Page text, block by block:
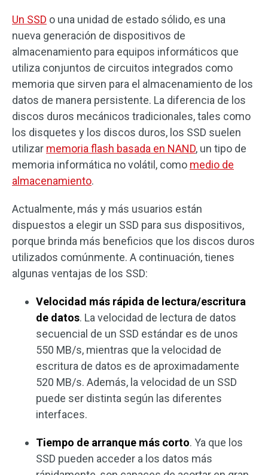
Un SSD o una unidad de estado sólido, es una
nueva generación de dispositivos de
almacenamiento para equipos informáticos que
utiliza conjuntos de circuitos integrados como
memoria que sirven para el almacenamiento de los
datos de manera persistente. La diferencia de los
discos duros mecánicos tradicionales, tales como
los disquetes y los discos duros, los SSD suelen
utilizar memoria flash basada en NAND, un tipo de
memoria informática no volátil, como medio de
almacenamiento.
Actualmente, más y más usuarios están
dispuestos a elegir un SSD para sus dispositivos,
porque brinda más beneficios que los discos duros
utilizados comúnmente. A continuación, tienes
algunas ventajas de los SSD:
Velocidad más rápida de lectura/escritura
de datos. La velocidad de lectura de datos
secuencial de un SSD estándar es de unos
550 MB/s, mientras que la velocidad de
escritura de datos es de aproximadamente
520 MB/s. Además, la velocidad de un SSD
puede ser distinta según las diferentes
interfaces.
Tiempo de arranque más corto. Ya que los
SSD pueden acceder a los datos más